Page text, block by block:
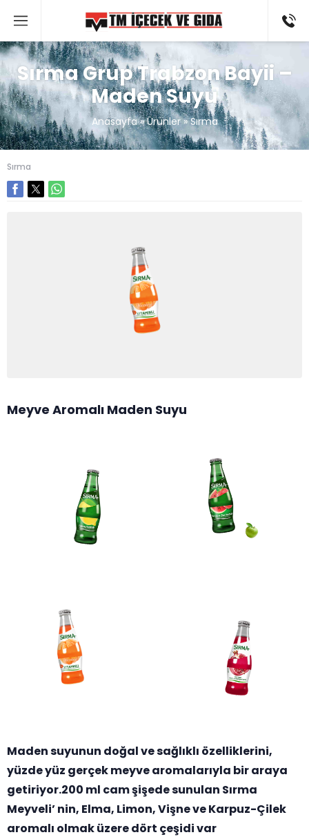
Sırma Grup Trabzon Bayii –
Maden Suyu
Anasayfa»Ürünler»Sırma
Sırma
Meyve Aromalı Maden Suyu
Maden suyunun doğal ve sağlıklı özelliklerini,
yüzde yüz gerçek meyve aromalarıyla bir araya
getiriyor.200 ml cam şişede sunulan Sırma
Meyveli’ nin, Elma, Limon, Vişne ve Karpuz-Çilek
aromalı olmak üzere dört çeşidi var